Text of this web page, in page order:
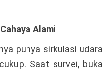
Alami
punya sirkulasi udara
Saat survei, buka